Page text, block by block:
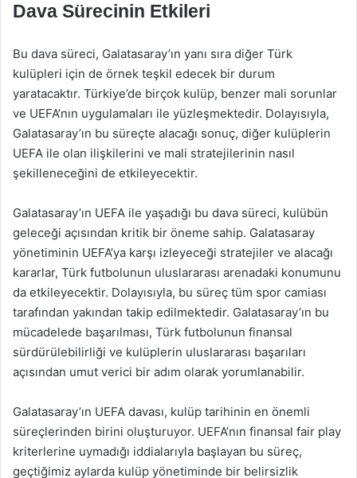
Dava Sürecinin Etkileri
Bu dava süreci, Galatasaray’ın yanı sıra diğer Türk
kulüpleri için de örnek teşkil edecek bir durum
yaratacaktır. Türkiye’de birçok kulüp, benzer mali sorunlar
ve UEFA’nın uygulamaları ile yüzleşmektedir. Dolayısıyla,
Galatasaray’ın bu süreçte alacağı sonuç, diğer kulüplerin
UEFA ile olan ilişkilerini ve mali stratejilerinin nasıl
şekilleneceğini de etkileyecektir.
Galatasaray’ın UEFA ile yaşadığı bu dava süreci, kulübün
geleceği açısından kritik bir öneme sahip. Galatasaray
yönetiminin UEFA’ya karşı izleyeceği stratejiler ve alacağı
kararlar, Türk futbolunun uluslararası arenadaki konumunu
da etkileyecektir. Dolayısıyla, bu süreç tüm spor camiası
tarafından yakından takip edilmektedir. Galatasaray’ın bu
mücadelede başarılması, Türk futbolunun finansal
sürdürülebilirliği ve kulüplerin uluslararası başarıları
açısından umut verici bir adım olarak yorumlanabilir.
Galatasaray’ın UEFA davası, kulüp tarihinin en önemli
süreçlerinden birini oluşturuyor. UEFA’nın finansal fair play
kriterlerine uymadığı iddialarıyla başlayan bu süreç,
geçtiğimiz aylarda kulüp yönetiminde bir belirsizlik